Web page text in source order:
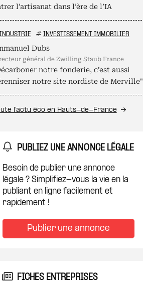
l’artisanat dans l’ère de l’IA
INDUSTRIE # INVESTISSEMENT IMMOBILIER
Dubs
général de Zwilling Staub France
notre fonderie, c’est aussi
notre site nordiste de Merville"
l’actu éco en Hauts-de-France
PUBLIEZ UNE ANNONCE LÉGALE
Besoin de publier une annonce
légale ? Simplifiez-vous la vie en la
publiant en ligne facilement et
rapidement !
Publier une annonce
FICHES ENTREPRISES